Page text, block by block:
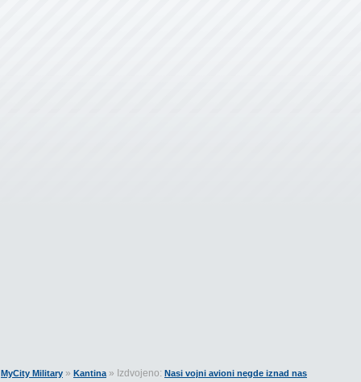
MyCity Military » Kantina» Izdvojeno: Nasi vojni avioni negde iznad nas